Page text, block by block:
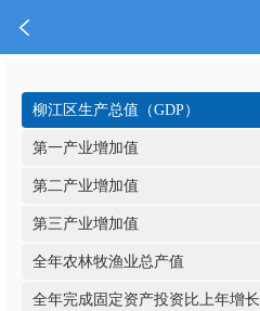
柳江区生产总值（GDP）
第一产业增加值
第二产业增加值
第三产业增加值
全年农林牧渔业总产值
全年完成固定资产投资比上年增长